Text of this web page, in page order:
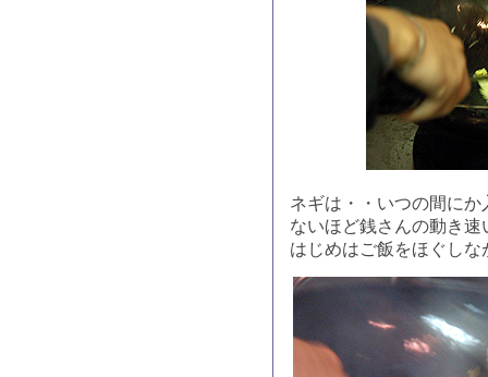
ネギは・・いつの間に
ないほど銭さんの動き速
はじめはご飯をほぐしな